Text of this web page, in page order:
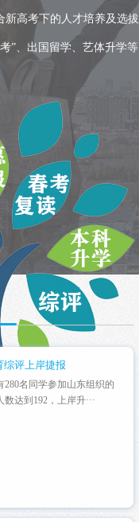
新高考下的人才培养及选拔
”、出国留学、艺体升学等
综评上岸捷报
280名同学参加山东组织的
达到192，上岸升···